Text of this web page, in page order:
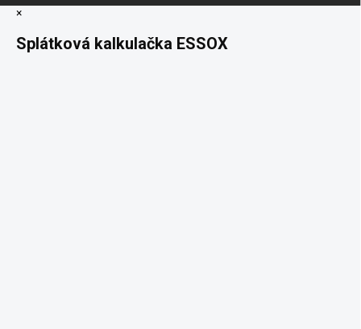
×
Splátková kalkulačka ESSOX